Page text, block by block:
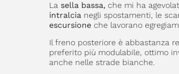
La sella bassa, che mi ha
intralcianegli spostamenti, le
escursioneche lavorano
Il freno posteriore è abbastanza
preferito più modulabile, ottimo
anche nelle strade bianche.